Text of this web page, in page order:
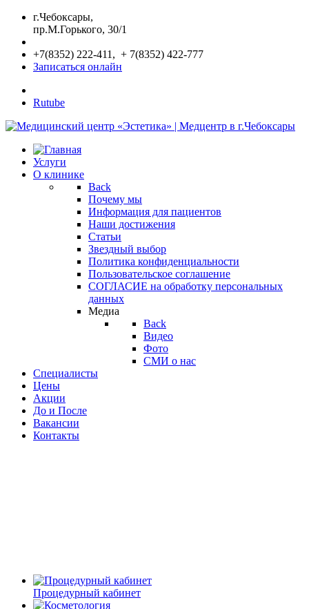
г.Чебоксары,
пр.М.Горького, 30/1
+7(8352) 222-411, + 7(8352) 422-777
Записаться онлайн
Rutube
Услуги
О клинике
Back
Почему мы
Информация для пациентов
Наши достижения
Статьи
Звездный выбор
Политика конфиденциальности
Пользовательское соглашение
СОГЛАСИЕ на обработку персональных
данных
Медиа
Back
Видео
Фото
СМИ о нас
Специалисты
Цены
Акции
До и После
Вакансии
Контакты
Процедурный кабинет